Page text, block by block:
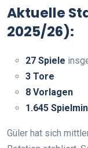
Aktuelle
2025/26):
27 Spiele
3 Tore
8 Vorlagen
1.645
Güler hat sich